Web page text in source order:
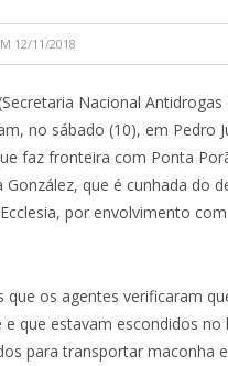
12/11/2018
Nacional Antidrogas
no sábado (10), em Pedro
faz fronteira com Ponta
González, que é cunhada do
por envolvimento
que os agentes verificaram
e que estavam escondidos no
para transportar maconha